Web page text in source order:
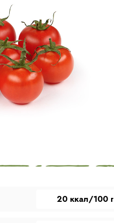
20 ккал/100 г